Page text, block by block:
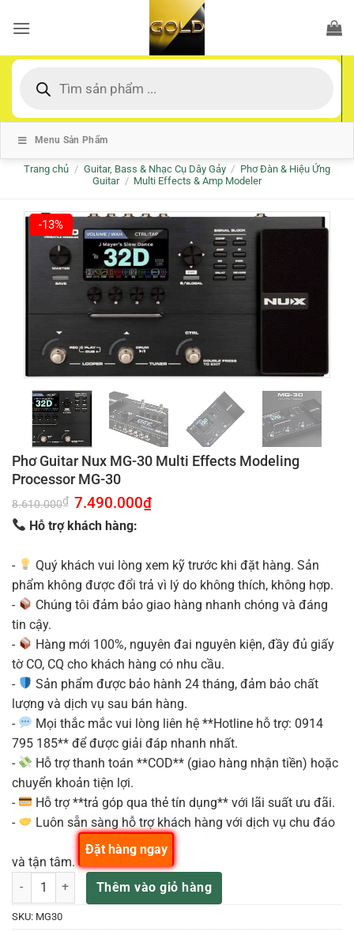
qua
dung
kiếm
Menu Sản Phẩm
Trang chủ / Guitar, Bass & Nhạc Cụ Dây Gảy / Phơ Đàn & Hiệu Ứng
Guitar / Multi Effects & Amp Modeler
-13%
Phơ Guitar Nux MG-30 Multi Effects Modeling
Processor MG-30
8.610.000₫ Giá
gốc
là:
8.610.000₫.
7.490.000₫Giá
Hỗ trợ khách hàng:
-
Quý khách vui lòng xem kỹ trước khi đặt hàng. Sản
phẩm không được đổi trả vì lý do không thích, không hợp.
-
Chúng tôi đảm bảo giao hàng nhanh chóng và đáng
tin cậy.
-
Hàng mới 100%, nguyên đai nguyên kiện, đầy đủ giấy
tờ CO, CQ cho khách hàng có nhu cầu.
-
Sản phẩm được bảo hành 24 tháng, đảm bảo chất
lượng và dịch vụ sau bán hàng.
-
Mọi thắc mắc vui lòng liên hệ **Hotline hỗ trợ: 0914
795 185** để được giải đáp nhanh nhất.
-
Hỗ trợ thanh toán **COD** (giao hàng nhận tiền) hoặc
chuyển khoản tiện lợi.
-
Hỗ trợ **trả góp qua thẻ tín dụng** với lãi suất ưu đãi.
-
Luôn sẵn sàng hỗ trợ khách hàng với dịch vụ chu đáo
và tận tâm.
Phơ Guitar Nux MG-30 Multi Effects Modeling Processor MG-30 số
Thêm vào giỏ hàng
Đặt hàng ngay
SKU: MG30